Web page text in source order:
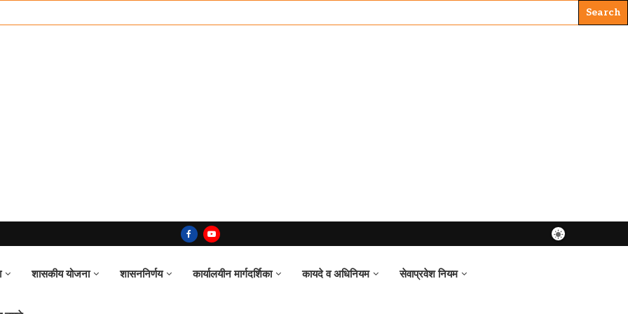
शासकीय योजना शासननिर्णय कार्यालयीन मार्गदर्शिका कायदे व अधिनियम सेवाप्रवेश नियम